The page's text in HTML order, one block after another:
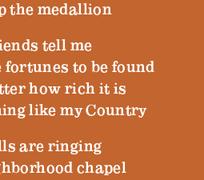
the medallion
tell me
to be found
how rich it is
like my Country
are ringing
chapel